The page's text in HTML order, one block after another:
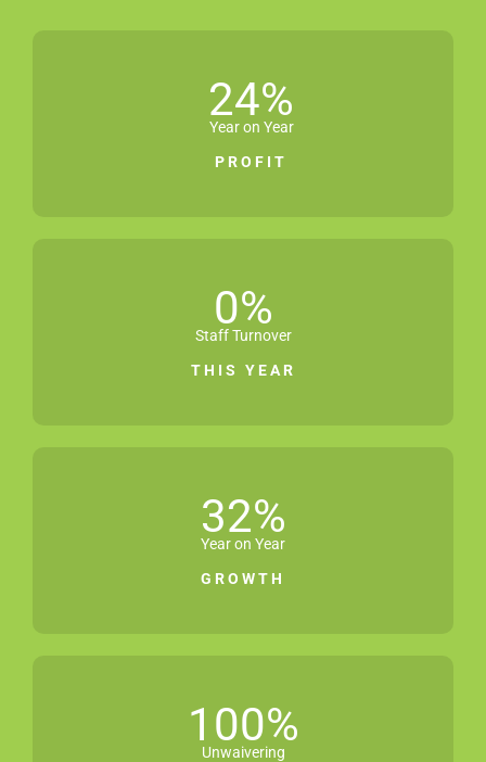
24%
Year on Year
PROFIT
0%
Staff Turnover
THIS YEAR
32%
Year on Year
GROWTH
100%
Unwaivering